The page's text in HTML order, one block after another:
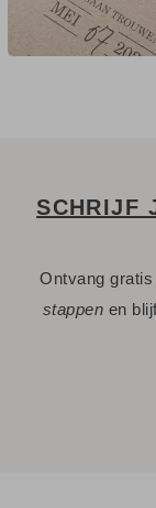
SCHRIJF
Ontvang
stappen en